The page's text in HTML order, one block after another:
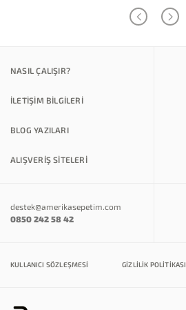
NASIL ÇALIŞIR?
İLETİŞİM BİLGİLERİ
BLOG YAZILARI
ALIŞVERİŞ SİTELERİ
destek@amerikasepetim.com
0850 242 58 42
KULLANICI SÖZLEŞMESI GIZLILIK POLITIKASI